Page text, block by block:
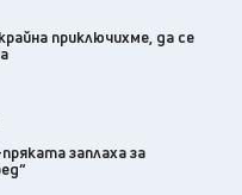
приключихме, да се
заплаха за